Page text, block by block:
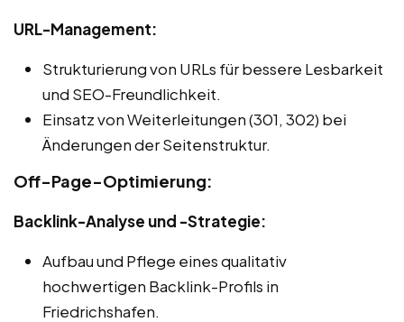
URL-Management:
Strukturierung von URLs für bessere Lesbarkeit
und SEO-Freundlichkeit.
Einsatz von Weiterleitungen (301, 302) bei
Änderungen der Seitenstruktur.
Off-Page-Optimierung:
Backlink-Analyse und -Strategie:
Aufbau und Pflege eines qualitativ
hochwertigen Backlink-Profils in
Friedrichshafen.